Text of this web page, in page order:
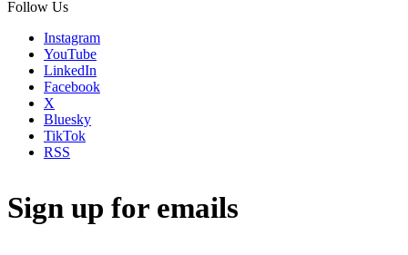
Follow Us
Instagram
YouTube
LinkedIn
Facebook
X
Bluesky
TikTok
RSS
Sign up for emails